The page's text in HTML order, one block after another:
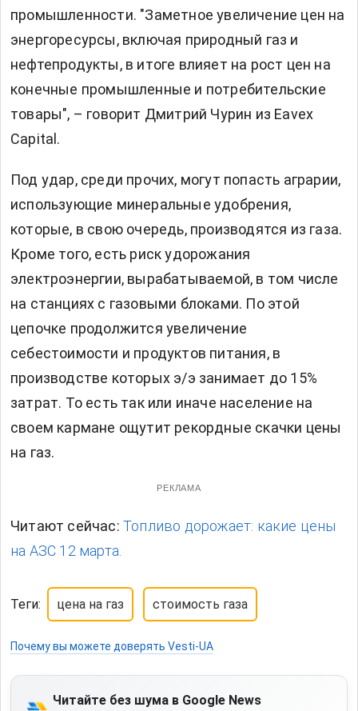
промышленности. "Заметное увеличение цен на
энергоресурсы, включая природный газ и
нефтепродукты, в итоге влияет на рост цен на
конечные промышленные и потребительские
товары", – говорит Дмитрий Чурин из Eavex
Capital.
Под удар, среди прочих, могут попасть аграрии,
использующие минеральные удобрения,
которые, в свою очередь, производятся из газа.
Кроме того, есть риск удорожания
электроэнергии, вырабатываемой, в том числе
на станциях с газовыми блоками. По этой
цепочке продолжится увеличение
себестоимости и продуктов питания, в
производстве которых э/э занимает до 15%
затрат. То есть так или иначе население на
своем кармане ощутит рекордные скачки цены
на газ.
РЕКЛАМА
Читают сейчас: Топливо дорожает: какие цены
на АЗС 12 марта.
Теги: цена на газ стоимость газа
Почему вы можете доверять Vesti-UA
Читайте без шума в Google News